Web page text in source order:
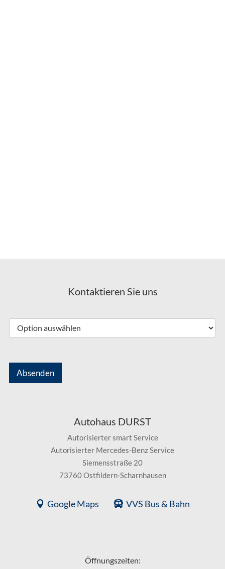
Kontaktieren Sie uns
Absenden
Autohaus DURST
Autorisierter smart Service
Autorisierter Mercedes-Benz Service
Siemensstraße 20
73760 Ostfildern-Scharnhausen
Google Maps VVS Bus & Bahn
Öffnungszeiten: